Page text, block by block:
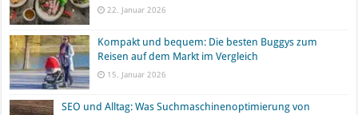
22. Januar 2026
Kompakt und bequem: Die besten Buggys zum
Reisen auf dem Markt im Vergleich
15. Januar 2026
SEO und Alltag: Was Suchmaschinenoptimierung von